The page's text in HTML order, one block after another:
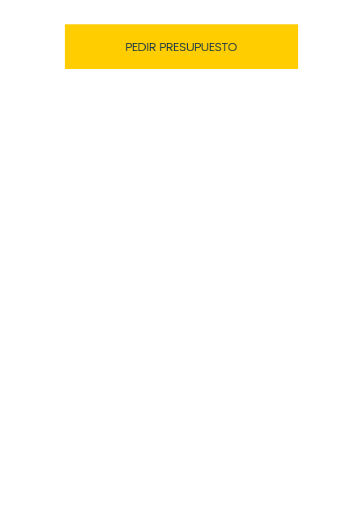
PEDIR PRESUPUESTO